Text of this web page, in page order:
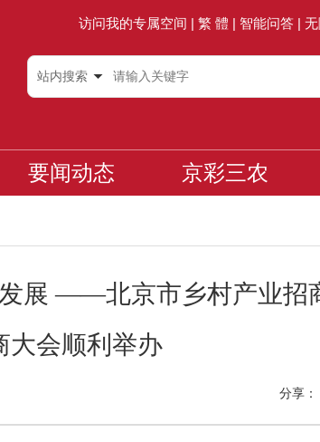
访问我的专属空间 | 繁 體 | 智能问答 |
站内搜索
要闻动态 京彩三农
展 ——北京市乡村产业招
大会顺利举办
分享：